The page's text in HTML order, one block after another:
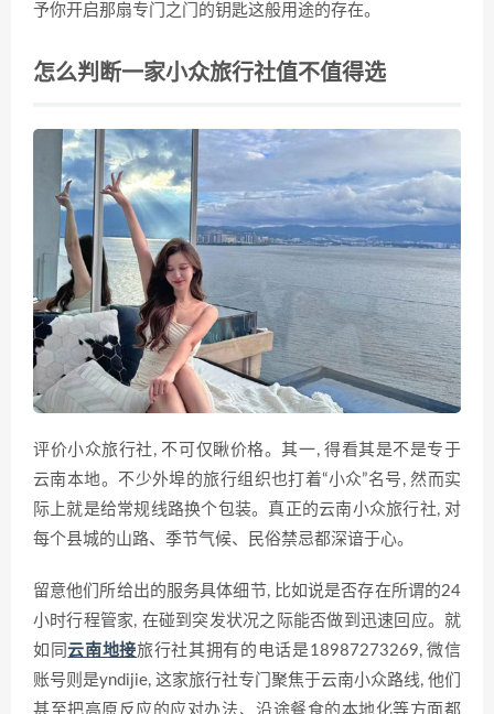
予你开启那扇专门之门的钥匙这般用途的存在。
怎么判断一家小众旅行社值不值得选
评价小众旅行社, 不可仅瞅价格。其一, 得看其是不是专于
云南本地。不少外埠的旅行组织也打着“小众”名号, 然而实
际上就是给常规线路换个包装。真正的云南小众旅行社, 对
每个县城的山路、季节气候、民俗禁忌都深谙于心。
留意他们所给出的服务具体细节, 比如说是否存在所谓的24
小时行程管家, 在碰到突发状况之际能否做到迅速回应。就
如同云南地接旅行社其拥有的电话是18987273269, 微信
账号则是yndijie, 这家旅行社专门聚焦于云南小众路线, 他们
甚至把高原反应的应对办法、沿途餐食的本地化等方面都